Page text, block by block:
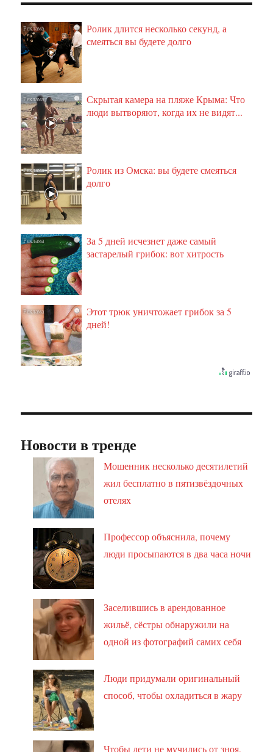
i
Ролик длится несколько секунд, а
смеяться вы будете долго
i
Скрытая камера на пляже Крыма: Что
люди вытворяют, когда их не видят...
i
Ролик из Омска: вы будете смеяться
долго
i
За 5 дней исчезнет даже самый
застарелый грибок: вот хитрость
i
Этот трюк уничтожает грибок за 5
дней!
Новости в тренде
Мошенник несколько десятилетий
жил бесплатно в пятизвёздочных
отелях
Профессор объяснила, почему
люди просыпаются в два часа ночи
Заселившись в арендованное
жильё, сёстры обнаружили на
одной из фотографий самих себя
Люди придумали оригинальный
способ, чтобы охладиться в жару
Чтобы дети не мучились от зноя,